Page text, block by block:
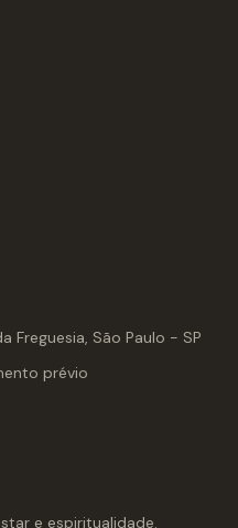
Freguesia, São Paulo - SP
prévio
e espiritualidade.